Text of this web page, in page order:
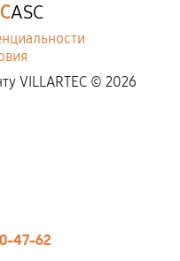
ASC
VILLARTEC © 2026
47-62